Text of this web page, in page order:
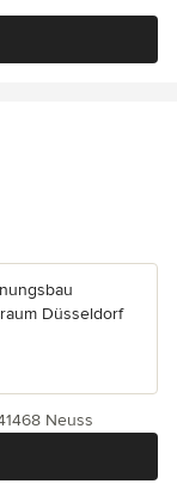
Düsseldorf
Neuss